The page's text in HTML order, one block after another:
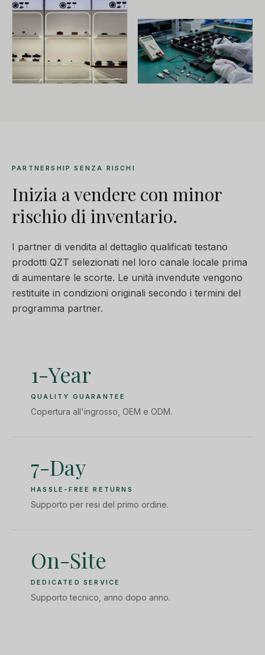
PARTNERSHIP SENZA RISCHI
Inizia a vendere con minor
rischio di inventario.
I partner di vendita al dettaglio qualificati testano
prodotti QZT selezionati nel loro canale locale prima
di aumentare le scorte. Le unità invendute vengono
restituite in condizioni originali secondo i termini del
programma partner.
1-Year
QUALITY GUARANTEE
Copertura all'ingrosso, OEM e ODM.
7-Day
HASSLE-FREE RETURNS
Supporto per resi del primo ordine.
On-Site
DEDICATED SERVICE
Supporto tecnico, anno dopo anno.